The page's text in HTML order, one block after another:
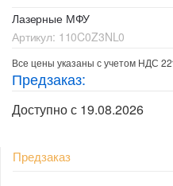
Лазерные МФУ
Артикул: 110C0Z3NL0
Все цены указаны с учетом НДС
Предзаказ:
Доступно с 19.08.2026
Предзаказ